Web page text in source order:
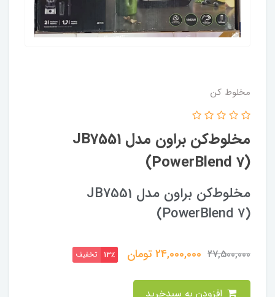
مخلوط کن
مخلوط‌کن براون مدل JB7551
(PowerBlend 7)
مخلوط‌کن براون مدل JB7551
(PowerBlend 7)
27,500,000
24,000,000تومان 13٪ تخفیف